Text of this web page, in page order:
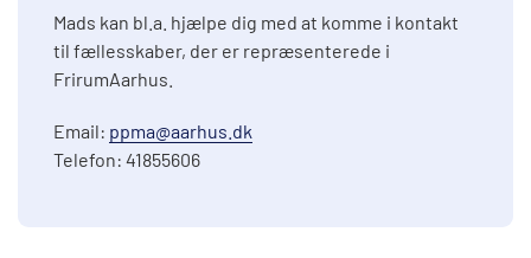
Mads kan bl.a. hjælpe dig med at komme i kontakt
til fællesskaber, der er repræsenterede i
FrirumAarhus.
Email: ppma@aarhus.dk
Telefon: 41855606